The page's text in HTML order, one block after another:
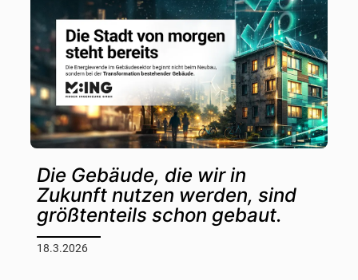
Die Gebäude, die wir in
Zukunft nutzen werden, sind
größtenteils schon gebaut.
18.3.2026